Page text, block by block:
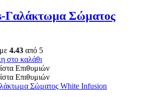
Γαλάκτωμα Σώματος
4.43 από 5
στο καλάθι
Επιθυμιών
Επιθυμιών